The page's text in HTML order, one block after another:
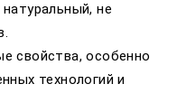
не
свойства, особенно
технологий и